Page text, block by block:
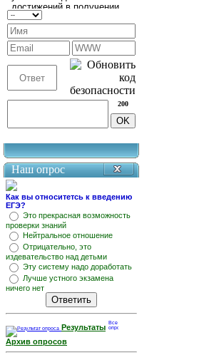
200
Наш опрос
Как вы относитетсь к введению
ЕГЭ?
Это прекрасная возможность
проверки знаний
Нейтральное отношение
Отрицательно, это
издевательство над детьми
Эту систему надо доработать
Лучше устного экзамена
ничего нет
Результаты
Архив опросов